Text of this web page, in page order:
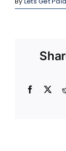
Facebook